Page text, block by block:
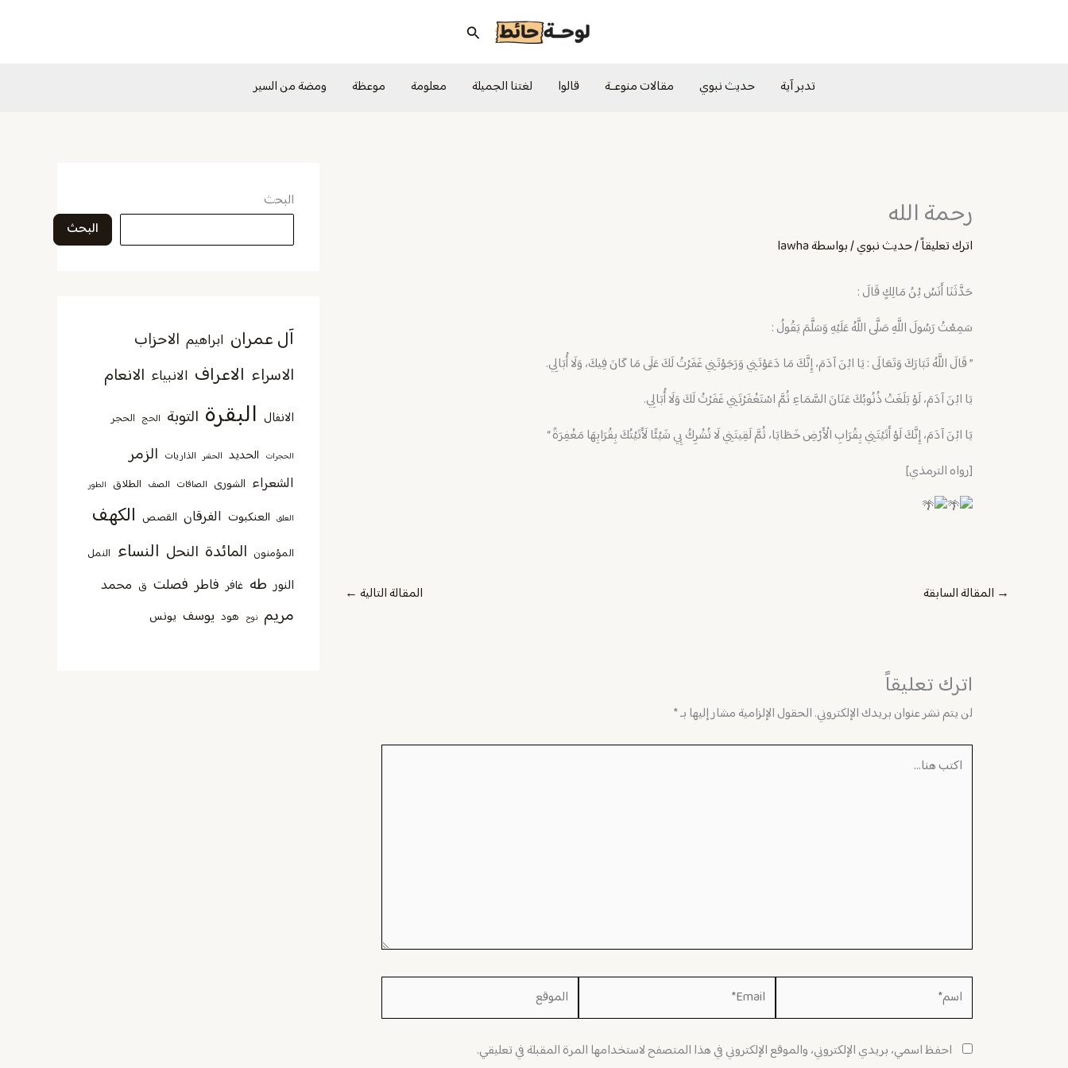
البحث
تدبر آية حديث نبوي مقالات منوعــة قالوا لغتنا الجميلة معلومة موعظة ومضة من السير
رحمة الله
اترك تعليقاً/حديث نبوي/ بواسطةlawha
حَدَّثَنَا أَنَسُ بْنُ مَالِكٍ قَالَ :
سَمِعْتُ رَسُولَ اللَّهِ صَلَّى اللَّهُ عَلَيْهِ وَسَلَّمَ يَقُولُ :
” قَالَ اللَّهُ تَبَارَكَ وَتَعَالَى : يَا ابْنَ آدَمَ، إِنَّكَ مَا دَعَوْتَنِي وَرَجَوْتَنِي غَفَرْتُ لَكَ عَلَى مَا كَانَ فِيكَ، وَلَا أُبَالِي.
يَا ابْنَ آدَمَ، لَوْ بَلَغَتْ ذُنُوبُكَ عَنَانَ السَّمَاءِ ثُمَّ اسْتَغْفَرْتَنِي غَفَرْتُ لَكَ وَلَا أُبَالِي.
يَا ابْنَ آدَمَ، إِنَّكَ لَوْ أَتَيْتَنِي بِقُرَابِ الْأَرْضِ خَطَايَا، ثُمَّ لَقِيتَنِي لَا تُشْرِكُ بِي شَيْئًا لَأَتَيْتُكَ بِقُرَابِهَا مَغْفِرَةً “
[رواه الترمذي]
→ المقالة السابقة المقالة التالية ←
اترك تعليقاً
لن يتم نشر عنوان بريدك الإلكتروني.الحقول الإلزامية مشار إليها بـ*
اكتب
اسم* Email* الموقع
احفظ اسمي، بريدي الإلكتروني، والموقع الإلكتروني في هذا المتصفح لاستخدامها المرة المقبلة في تعليقي.
البحث
البحث
آل عمران ابراهيم الاحزاب
الاسراء الاعراف الانبياء الانعام
الانفال البقرة التوبة الحج الحجر
الحجرات الحديد الحشر الذاريات الزمر
الشعراء الشورى الصافات الصف الطلاق الطور
العلق العنكبوت الفرقان القصص الكهف
المؤمنون المائدة النحل النساء النمل
النور طه غافر فاطر فصلت ق محمد
مريم نوح هود يوسف يونس